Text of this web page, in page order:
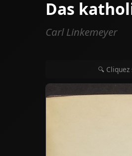
Das
Carl Linkemeyer
🔍